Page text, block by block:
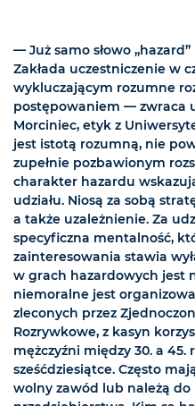
— Już samo słowo
Zakłada uczestniczenie w
wykluczającym rozumne
postępowaniem — zwraca
Morciniec, etyk z
jest istotą rozumną, nie
zupełnie pozbawionym
charakter hazardu
udziału. Niosą za sobą
a także uzależnienie. Za
specyficzna mentalność,
zainteresowania stawia
w grach hazardowych jest
niemoralne jest
zleconych przez
Rozrywkowe, z kasyn
mężczyźni między 30. a
sześćdziesiątce. Często
wolny zawód lub należą